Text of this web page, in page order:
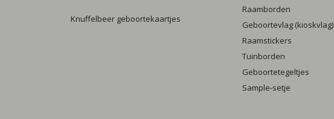
Knuffelbeer geboortekaartjes
Raamborden
Geboortevlag (kioskvlag)
Raamstickers
Tuinborden
Geboortetegeltjes
Sample-setje